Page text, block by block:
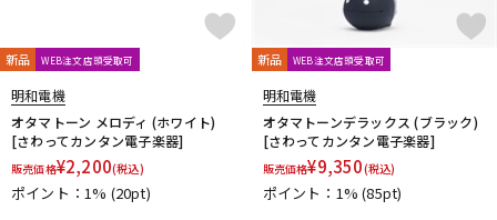
新品 WEB注文店頭受取可
明和電機
オタマトーン メロディ (ホワイト)
[さわってカンタン電子楽器]
販売価格¥2,200(税込)
ポイント：1% (20pt)
新品 WEB注文店頭受取可
明和電機
オタマトーンデラックス (ブラック)
[さわってカンタン電子楽器]
販売価格¥9,350(税込)
ポイント：1%(85pt)